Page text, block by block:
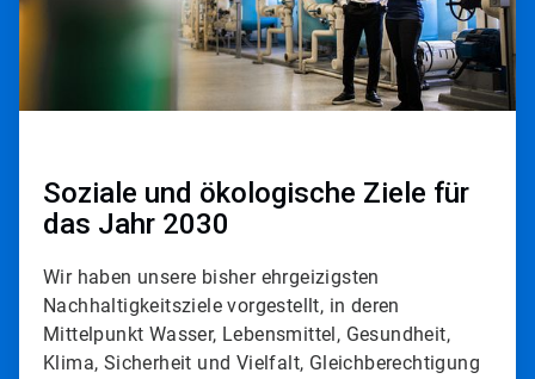
Soziale und ökologische Ziele für
das Jahr 2030
Wir haben unsere bisher ehrgeizigsten
Nachhaltigkeitsziele vorgestellt, in deren
Mittelpunkt Wasser, Lebensmittel, Gesundheit,
Klima, Sicherheit und Vielfalt, Gleichberechtigung